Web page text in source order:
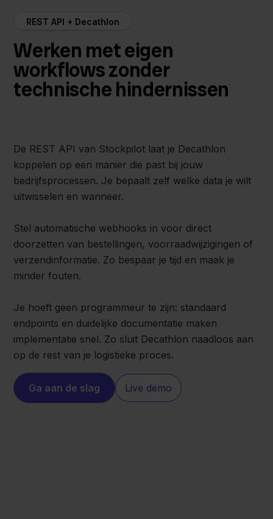
REST API + Decathlon
Werken met eigen
workflows zonder
technische hindernissen
De REST API van Stockpilot laat je Decathlon
koppelen op een manier die past bij jouw
bedrijfsprocessen. Je bepaalt zelf welke data je wilt
uitwisselen en wanneer.
Stel automatische webhooks in voor direct
doorzetten van bestellingen, voorraadwijzigingen of
verzendinformatie. Zo bespaar je tijd en maak je
minder fouten.
Je hoeft geen programmeur te zijn: standaard
endpoints en duidelijke documentatie maken
implementatie snel. Zo sluit Decathlon naadloos aan
op de rest van je logistieke proces.
Ga aan de slag Live demo